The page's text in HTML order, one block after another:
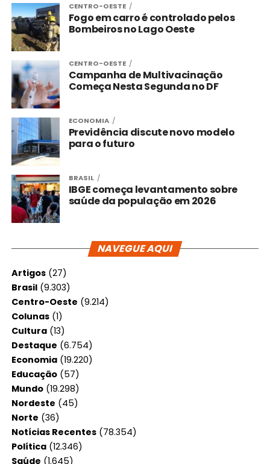
CENTRO-OESTE
Fogo em carro é controlado pelos
Bombeiros no Lago Oeste
CENTRO-OESTE
Campanha de Multivacinação
Começa Nesta Segunda no DF
ECONOMIA
Previdência discute novo modelo
para o futuro
BRASIL
IBGE começa levantamento sobre
saúde da população em 2026
NAVEGUE AQUI
Artigos(27)
Brasil(9.303)
Centro-Oeste (9.214)
Colunas(1)
Cultura(13)
Destaque (6.754)
Economia(19.220)
Educação(57)
Mundo(19.298)
Nordeste (45)
Norte (36)
Notícias Recentes(78.354)
Política(12.346)
Saúde (1.645)